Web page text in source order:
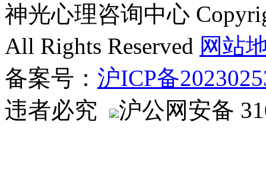
神光心理咨询中心
All Rights Reserved 网站
备案号： 沪ICP备
违者必究
沪公网安备